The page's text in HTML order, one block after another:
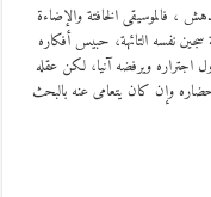
، فالموسيقى الخافتة والإضاءة
نفسه التائهة، حبيس أفكاره
اجتراره ويرفضه آنيا، لكن عقله
وإن كان يتعامى عنه بالبحث